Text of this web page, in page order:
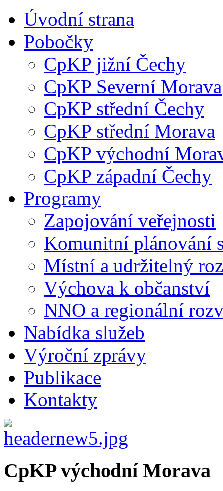
Úvodní strana
Pobočky
CpKP jižní Čechy
CpKP Severní Morava
CpKP střední Čechy
CpKP střední Morava
CpKP východní
CpKP západní Čechy
Programy
Zapojování veřejnosti
Komunitní plánování
Místní a udržitelný
Výchova k občanství
NNO a regionální
Nabídka služeb
Výroční zprávy
Publikace
Kontakty
CpKP východní Morava